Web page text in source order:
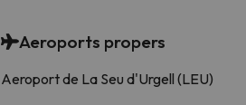
Aeroports propers
Aeroport de La Seu d'Urgell (LEU)